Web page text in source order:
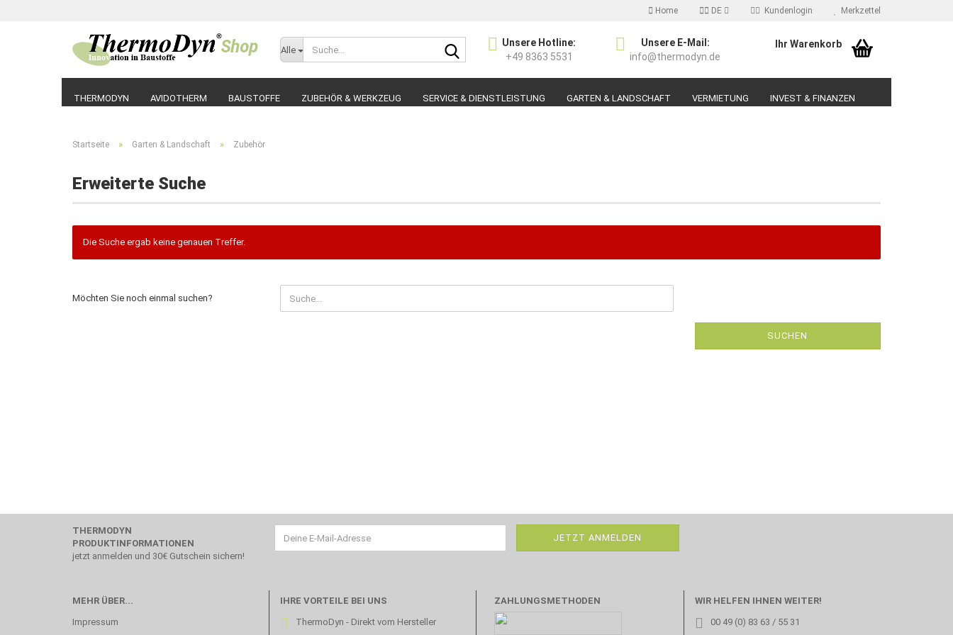
Home DE
Sprache auswählen
Kundenlogin
Konto erstellen
Passwort vergessen?
Merkzettel
Alle
Suche...
Unsere Hotline:
+49 8363 5531
Unsere E-Mail:
info@thermodyn.de
Ihr Warenkorb
THERMODYN AVIDOTHERM BAUSTOFFE ZUBEHÖR & WERKZEUG SERVICE & DIENSTLEISTUNG GARTEN & LANDSCHAFT VERMIETUNG INVEST & FINANZEN
Startseite » Garten & Landschaft » Zubehör
Erweiterte Suche
Die Suche ergab keine genauen Treffer.
SIE
Möchten Sie noch einmal suchen?
SUCHEN
THERMODYN
PRODUKTINFORMATIONEN
jetzt anmelden und 30€ Gutschein sichern!
MEHR ÜBER...
Impressum
IHRE VORTEILE BEI UNS
ThermoDyn - Direkt vom Hersteller
ZAHLUNGSMETHODEN
WIR HELFEN IHNEN WEITER!
00 49 (0) 83 63 / 55 31